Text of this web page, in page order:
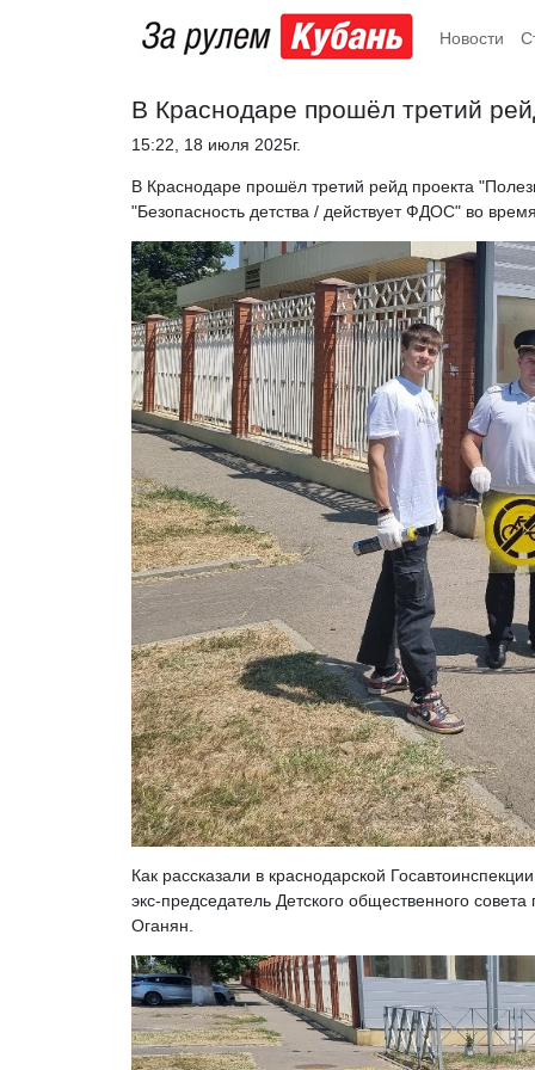
Новости
В Краснодаре прошёл третий
15:22, 18 июля 2025г.
В Краснодаре прошёл третий рейд проекта
"Безопасность детства / действует ФДОС" во
Как рассказали в краснодарской
экс-председатель Детского общественного
Оганян.